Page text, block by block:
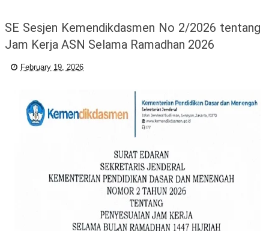
SE Sesjen Kemendikdasmen No 2/2026 tentang
Jam Kerja ASN Selama Ramadhan 2026
February 19, 2026